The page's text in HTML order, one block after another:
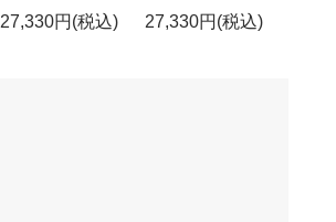
27,330円(税込) 27,330円(税込)